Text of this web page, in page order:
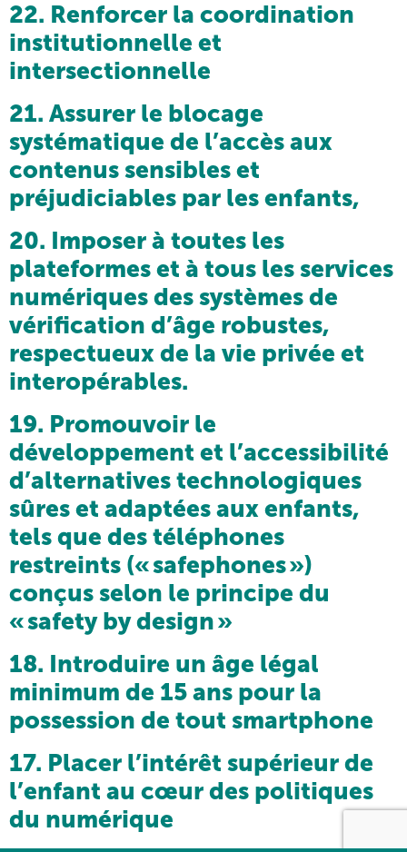
22. Renforcer la coordination
institutionnelle et
intersectionnelle
21. Assurer le blocage
systématique de l’accès aux
contenus sensibles et
préjudiciables par les enfants,
20. Imposer à toutes les
plateformes et à tous les services
numériques des systèmes de
vérification d’âge robustes,
respectueux de la vie privée et
interopérables.
19. Promouvoir le
développement et l’accessibilité
d’alternatives technologiques
sûres et adaptées aux enfants,
tels que des téléphones
restreints (« safephones »)
conçus selon le principe du
« safety by design »
18. Introduire un âge légal
minimum de 15 ans pour la
possession de tout smartphone
17. Placer l’intérêt supérieur de
l’enfant au cœur des politiques
du numérique